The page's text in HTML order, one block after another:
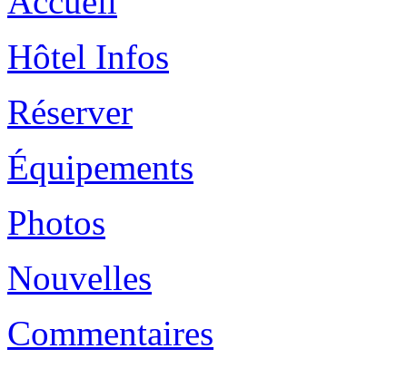
Hôtel Infos
Réserver
Équipements
Photos
Nouvelles
Commentaires